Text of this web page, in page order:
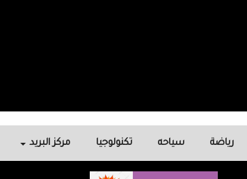
رياضة سياحه تكنولوجيا مركز البريد